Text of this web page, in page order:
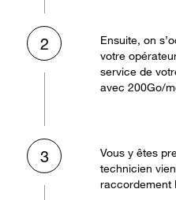
2
Ensuite, on
votre
service de
avec 200Go/
3
Vous y êtes
technicien
raccordement